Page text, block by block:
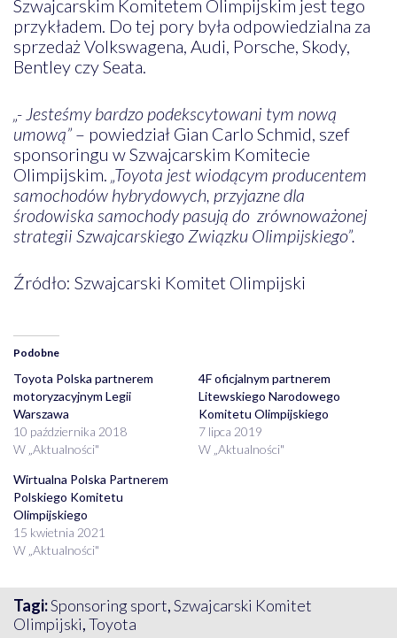
Szwajcarskim Komitetem Olimpijskim jest tego
przykładem. Do tej pory była odpowiedzialna za
sprzedaż Volkswagena, Audi, Porsche, Skody,
Bentley czy Seata.
„- Jesteśmy bardzo podekscytowani tym nową
umową”– powiedział Gian Carlo Schmid, szef
sponsoringu w Szwajcarskim Komitecie
Olimpijskim. „Toyota jest wiodącym producentem
samochodów hybrydowych, przyjazne dla
środowiska samochody pasują do zrównoważonej
strategii Szwajcarskiego Związku Olimpijskiego”.
Źródło: Szwajcarski Komitet Olimpijski
Podobne
Toyota Polska partnerem
motoryzacyjnym Legii
Warszawa
10 października 2018
W „Aktualności"
4F oficjalnym partnerem
Litewskiego Narodowego
Komitetu Olimpijskiego
7 lipca 2019
W „Aktualności"
Wirtualna Polska Partnerem
Polskiego Komitetu
Olimpijskiego
15 kwietnia 2021
W „Aktualności"
Tagi:Sponsoring sport,Szwajcarski Komitet
Olimpijski,Toyota